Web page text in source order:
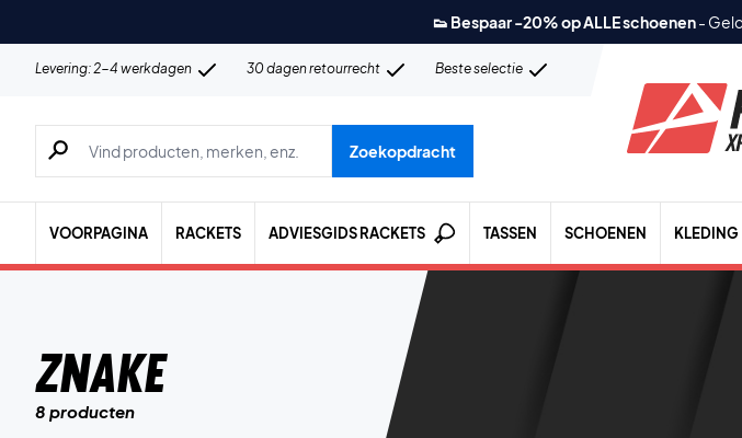
👟 Bespaar -20% op ALLE schoenen-
Levering: 2-4 werkdagen 30 dagen retourrecht Beste selectie
Zoeken naar producten, merken etc.
Zoekopdracht
VOORPAGINA RACKETS ADVIESGIDS RACKETS TASSEN SCHOENEN KLEDING
Znake
8 producten